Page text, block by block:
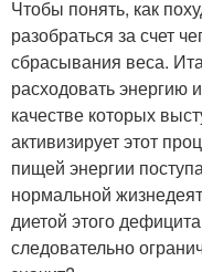
Чтобы понять, как
разобраться за счет
сбрасывания веса.
расходовать энергию
качестве которых
активизирует этот
пищей энергии
нормальной
диетой этого
следовательно